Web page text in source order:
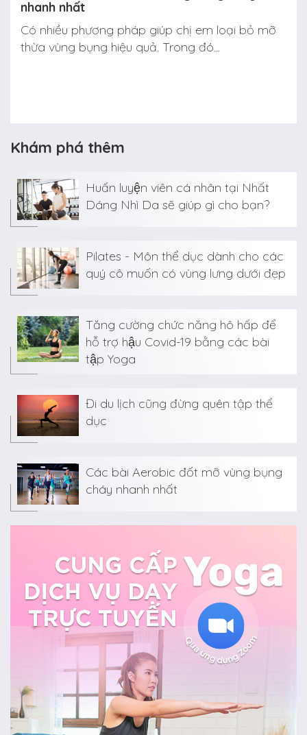
nhanh nhất
Có nhiều phương pháp giúp chị em loại bỏ mỡ
thừa vùng bụng hiệu quả. Trong đó...
Khám phá thêm
Huấn luyện viên cá nhân tại Nhất
Dáng Nhì Da sẽ giúp gì cho bạn?
Pilates - Môn thể dục dành cho các
quý cô muốn có vùng lưng dưới đẹp
Tăng cường chức năng hô hấp để
hỗ trợ hậu Covid-19 bằng các bài
tập Yoga
Đi du lịch cũng đừng quên tập thể
dục
Các bài Aerobic đốt mỡ vùng bụng
cháy nhanh nhất